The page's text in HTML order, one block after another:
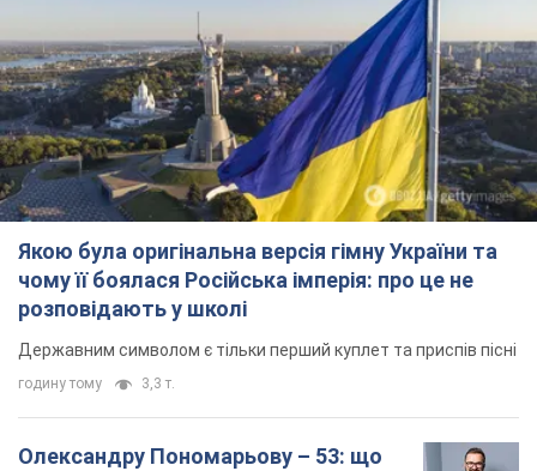
Якою була оригінальна версія гімну України та
чому її боялася Російська імперія: про це не
розповідають у школі
Державним символом є тільки перший куплет та приспів пісні
годину тому 3,3 т.
Олександру Пономарьову – 53: що